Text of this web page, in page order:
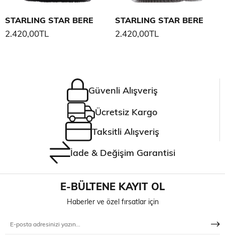
STARLING STAR BERE
2.420,00TL
STARLING STAR BERE
2.420,00TL
Güvenli Alışveriş
Ücretsiz Kargo
Taksitli Alışveriş
İade & Değişim Garantisi
E-BÜLTENE KAYIT OL
Haberler ve özel fırsatlar için